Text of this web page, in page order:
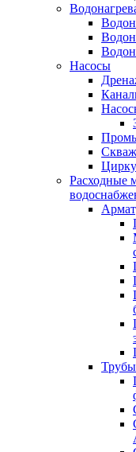
Насосы
Расходные